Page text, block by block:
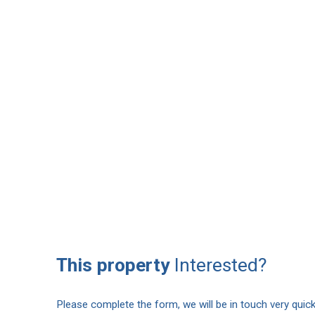
This property Interested?
Please complete the form, we will be in touch very